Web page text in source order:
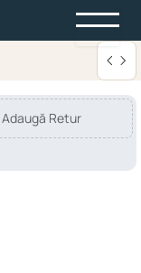
Adaugă Retur